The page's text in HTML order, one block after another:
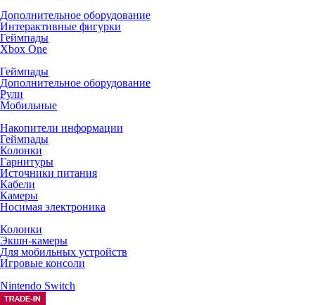
Дополнительное оборудование
Интерактивные фигурки
Геймпады
Xbox One
Геймпады
Дополнительное оборудование
Рули
Мобильные
Накопители информации
Геймпады
Колонки
Гарнитуры
Источники питания
Кабели
Камеры
Носимая электроника
Колонки
Экшн-камеры
Для мобильных устройств
Игровые консоли
Nintendo Switch